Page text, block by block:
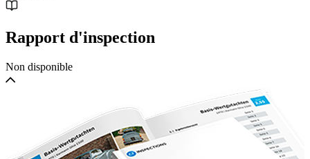
Rapport d'inspection
Non disponible